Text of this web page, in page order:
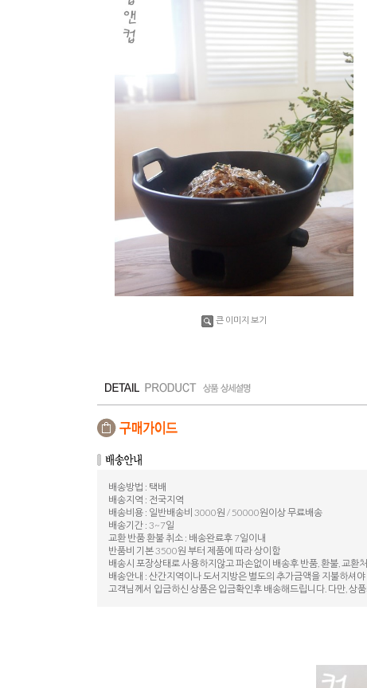
큰 이미지 보기
배송방법 : 택배
배송지역 : 전국지역
배송비용 : 일반배송비 3000원 / 50000원이상 무료배송
배송기간 : 3~7일
교환 반품 환불 취소 : 배송완료후 7일이내
반품비 기본 3500원 부터 제품에 따라 상이함
배송시 포장상태로 사용하지않고 파손없이 배송후 반품, 환불, 교환
배송안내 : 산간지역이나 도서지방은 별도의 추가금액을 지불하셔야
고객님께서 입금하신 상품은 입금확인후 배송해드립니다. 다만, 상